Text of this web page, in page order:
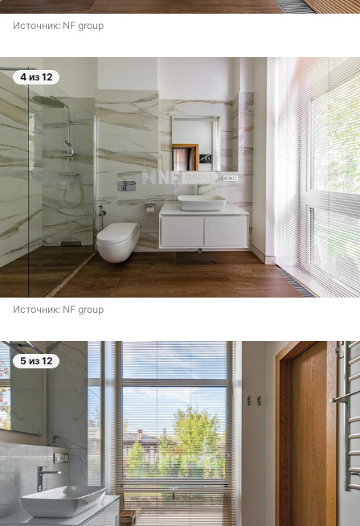
Источник: NF group
4 из 12
Источник: NF group
5 из 12